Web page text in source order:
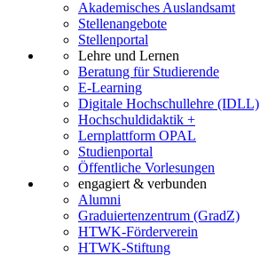
Akademisches Auslandsamt
Stellenangebote
Stellenportal
Lehre und Lernen
Beratung für Studierende
E-Learning
Digitale Hochschullehre (IDLL)
Hochschuldidaktik +
Lernplattform OPAL
Studienportal
Öffentliche Vorlesungen
engagiert & verbunden
Alumni
Graduiertenzentrum (GradZ)
HTWK-Förderverein
HTWK-Stiftung